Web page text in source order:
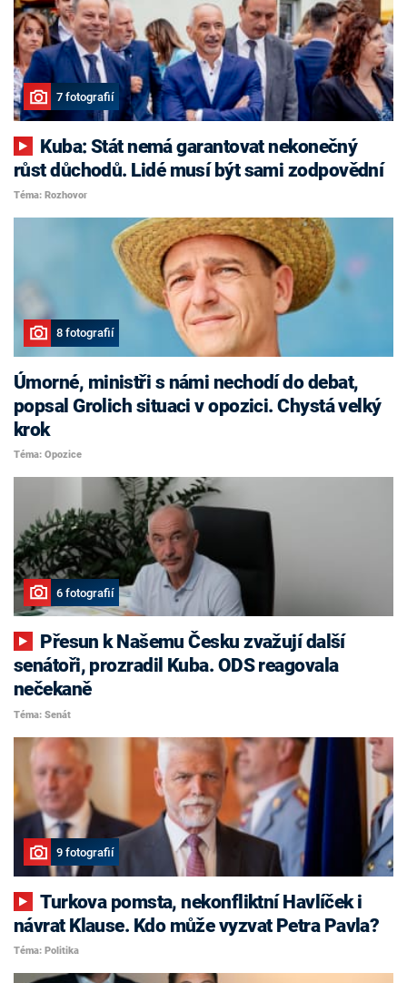
7 fotografií
růst důchodů. Lidé musí být sami zodpovědní
Téma: Rozhovor
8 fotografií
Úmorné, ministři s námi nechodí do debat,
popsal Grolich situaci v opozici. Chystá velký
krok
Téma: Opozice
6 fotografií
senátoři, prozradil Kuba. ODS reagovala
nečekaně
Téma: Senát
9 fotografií
Turkova pomsta, nekonfliktní Havlíček i
návrat Klause. Kdo může vyzvat Petra Pavla?
Téma: Politika